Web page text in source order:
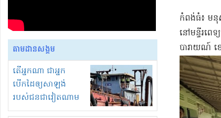
តាមដានសង្គម
តើអ្នកណា ជាអ្នក
បើកដៃឲ្យសាឡង់
របស់ជនជាវៀតណាម
ចូល មកខុស
កំពង់ធំ​៖ មនុ
នៅ​មន្ទីរពេ
បារាយណ៍ ខ